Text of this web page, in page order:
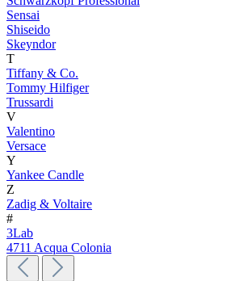
Sensai
Shiseido
Skeyndor
T
Tiffany & Co.
Tommy Hilfiger
Trussardi
V
Valentino
Versace
Y
Yankee Candle
Z
Zadig & Voltaire
#
3Lab
4711 Acqua Colonia